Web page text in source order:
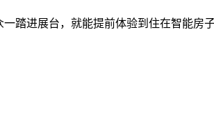
踏进展台，就能提前体验到住在智能房